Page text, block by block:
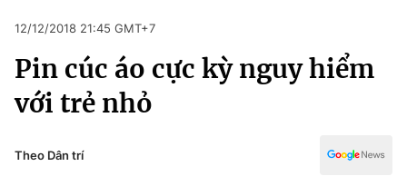
Chuyên mục
Chính trị
Pháp luật
Kinh tế
Thể thao
Truyền hình
Y tế
12/12/2018 21:45 GMT+7
Pin cúc áo cực kỳ nguy hiểm
với trẻ nhỏ
Theo Dân trí